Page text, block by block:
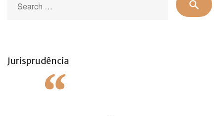
for:
search
Jurisprudência